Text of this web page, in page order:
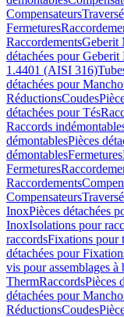
Compensateurs
Fermetures
RaccordementsGeberit
détachées pour
1.4401 (AISI 316)
détachées pour
RéductionsCoudes
détachées pour Tés
Raccords
démontablesPièces
démontablesFermetures
Fermetures
Raccordements
Compensateurs
InoxPièces détachées
InoxIsolations pour
raccordsFixations pour
détachées pour
vis pour assemblages à
ThermRaccordsPièces
détachées pour
RéductionsCoudes